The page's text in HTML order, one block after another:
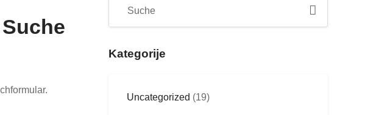
Kategorije
Uncategorized (19)